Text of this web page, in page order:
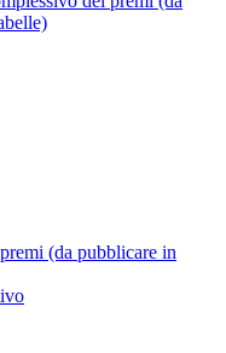
(da pubblicare in